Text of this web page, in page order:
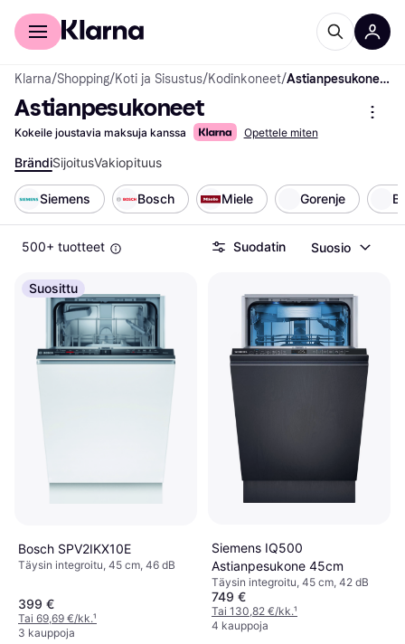
Kuluttajille
Klarna/Shopping/Koti ja Sisustus/Kodinkoneet/ Astianpesukoneet
Astianpesukoneet
Kokeile joustavia maksuja kanssa Opettele miten
BrändiSijoitusVakiopituus
Siemens Bosch Miele Gorenje
500+ tuotteet Suodatin Suosio
Suosittu
Bosch SPV2IKX10E
Täysin integroitu, 45 cm, 46 dB
399 €
Tai 69,69 €/kk.¹
3 kauppoja
Siemens IQ500
Astianpesukone 45cm
Täysin integroitu, 45 cm, 42 dB
749 €
Tai 130,82 €/kk.¹
4 kauppoja